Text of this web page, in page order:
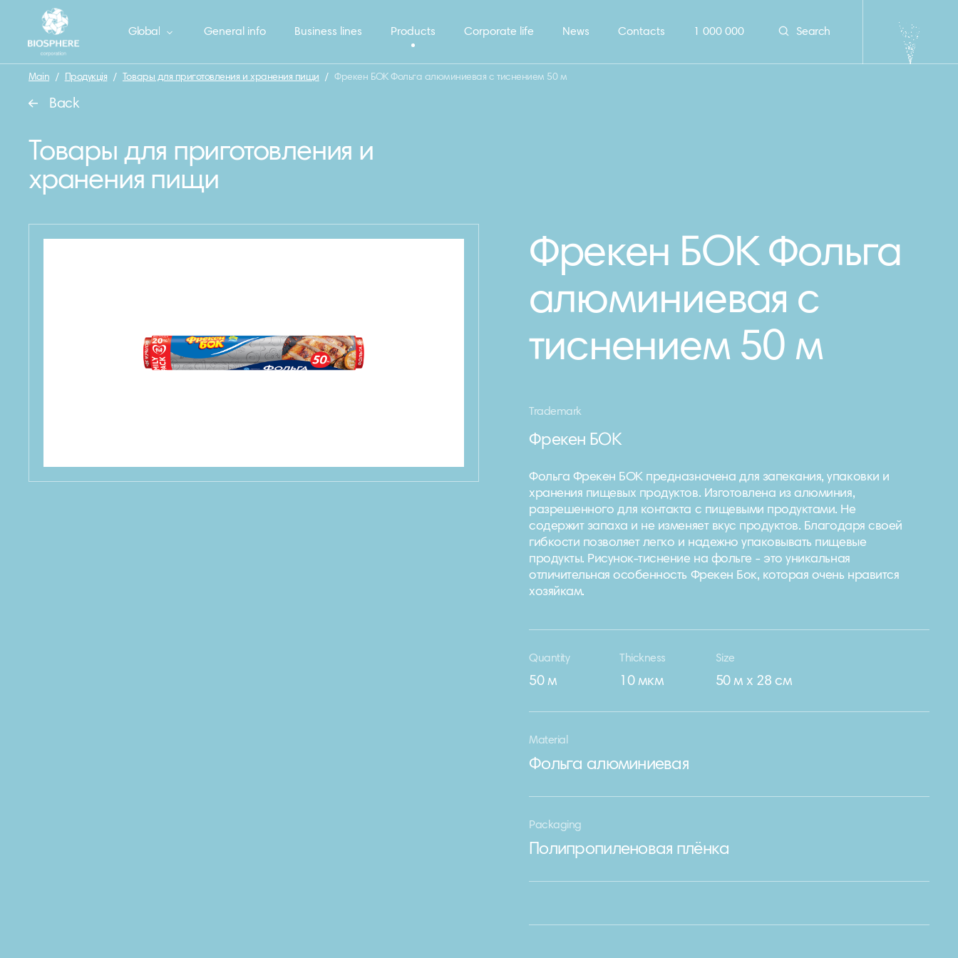
General info Business lines Products Corporate life News Contacts 1 000 000 Search
Global
Main / Продукція / Товары для приготовления и хранения пищи / Фрекен БОК Фольга алюминиевая с тиснением 50 м
Back
Товары для приготовления и
хранения пищи
Фрекен БОК Фольга
алюминиевая с
тиснением 50 м
Trademark
Фрекен БОК
Фольга Фрекен БОК предназначена для запекания, упаковки и
хранения пищевых продуктов. Изготовлена ​​из алюминия,
разрешенного для контакта с пищевыми продуктами. Не
содержит запаха и не изменяет вкус продуктов. Благодаря своей
гибкости позволяет легко и надежно упаковывать пищевые
продукты. Рисунок-тиснение на фольге - это уникальная
отличительная особенность Фрекен Бок, которая очень нравится
хозяйкам.
Quantity
50 м
Thickness
10 мкм
Size
50 м х 28 см
Material
Фольга алюминиевая
Packaging
Полипропиленовая плёнка